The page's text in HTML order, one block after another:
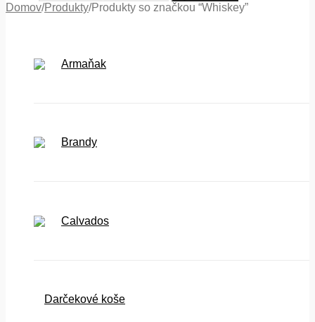
Domov/Produkty/Produkty so značkou “Whiskey”
Armaňak
Brandy
Calvados
Darčekové koše